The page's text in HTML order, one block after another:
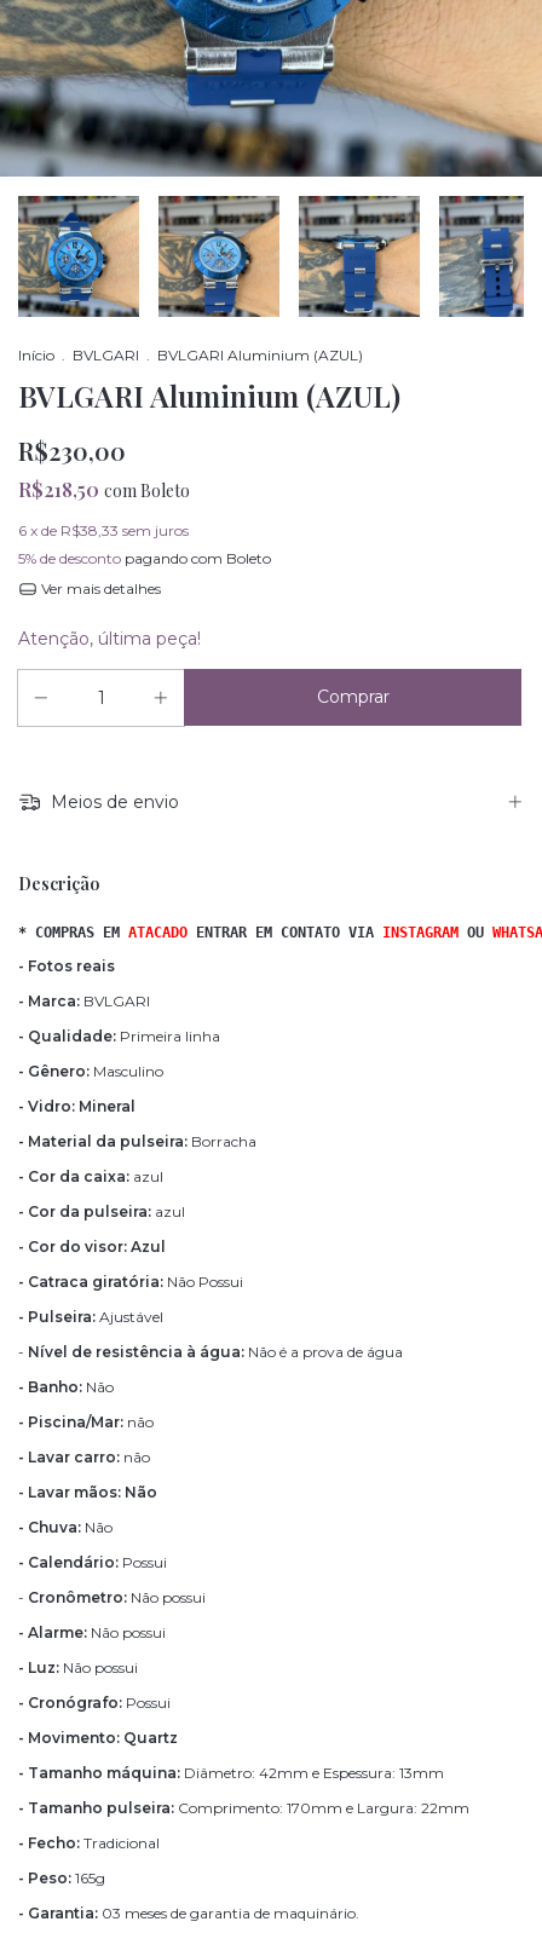
Início . BVLGARI . BVLGARI Aluminium (AZUL)
BVLGARI Aluminium (AZUL)
R$230,00
R$218,50 comBoleto
6 x de R$38,33 sem juros
5% de desconto pagando com Boleto
Ver mais detalhes
Atenção, última peça!
Meios de envio
Descrição
* COMPRAS EM ATACADO ENTRAR EM CONTATO VIA INSTAGRAM OU
- Fotos reais
- Marca: BVLGARI
- Qualidade: Primeira linha
- Gênero: Masculino
- Vidro: Mineral
- Material da pulseira: Borracha
- Cor da caixa: azul
- Cor da pulseira: azul
- Cor do visor: Azul
- Catraca giratória: Não Possui
- Pulseira: Ajustável
- Nível de resistência à água: Não é a prova de água
- Banho: Não
- Piscina/Mar: não
- Lavar carro: não
- Lavar mãos: Não
- Chuva: Não
- Calendário: Possui
- Cronômetro: Não possui
- Alarme: Não possui
- Luz: Não possui
- Cronógrafo: Possui
- Movimento: Quartz
- Tamanho máquina: Diâmetro: 42mm e Espessura: 13mm
- Tamanho pulseira: Comprimento: 170mm e Largura: 22mm
- Fecho: Tradicional
- Peso: 165g
- Garantia: 03 meses de garantia de maquinário.